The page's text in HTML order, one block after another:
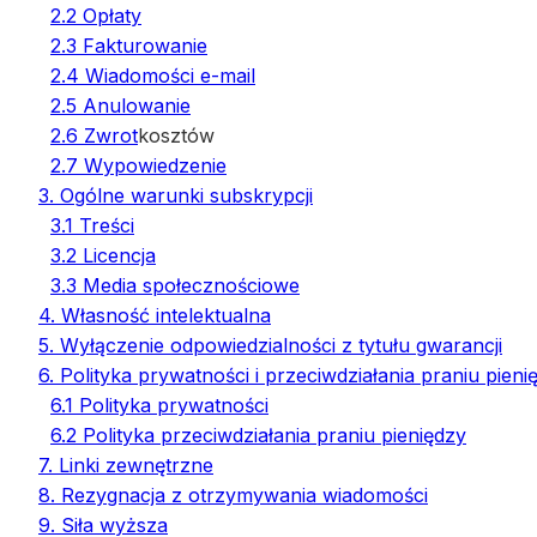
2.2 Opłaty
2.3 Fakturowanie
2.4 Wiadomości e-mail
2.5 Anulowanie
2.6 Zwrotkosztów
2.7 Wypowiedzenie
3. Ogólne warunki subskrypcji
3.1 Treści
3.2 Licencja
3.3 Media społecznościowe
4. Własność intelektualna
5. Wyłączenie odpowiedzialności z tytułu gwarancji
6. Polityka prywatności i przeciwdziałania praniu
6.1 Polityka prywatności
6.2 Polityka przeciwdziałania praniu pieniędzy
7. Linki zewnętrzne
8. Rezygnacja z otrzymywania wiadomości
9. Siła wyższa